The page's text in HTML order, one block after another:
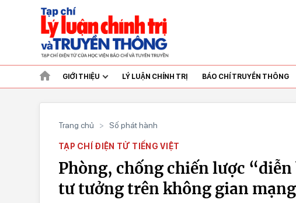
GIỚI THIỆU LÝ LUẬN CHÍNH TRỊ BÁO CHÍ TRUYỀN THÔNG
Trang chủ > Số phát hành
TẠP CHÍ ĐIỆN TỬ TIẾNG VIỆT
Phòng, chống chiến lược
tư tưởng trên không gian mạng